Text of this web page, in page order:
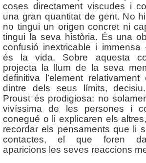
coses directament viscudes i
una gran quantitat de gent. No
no tingui un origen concret ni
tingui la seva història. És una
confusió inextricable i immensa
és la vida. Sobre aquesta
projecta la llum de la seva
definitiva l’element relativament
dintre dels seus límits,
Proust és prodigiosa: no
vivíssima de les persones i
conegué o li explicaren els
recordar els pensaments que li
contactes, el que foren
aparicions les seves reaccions